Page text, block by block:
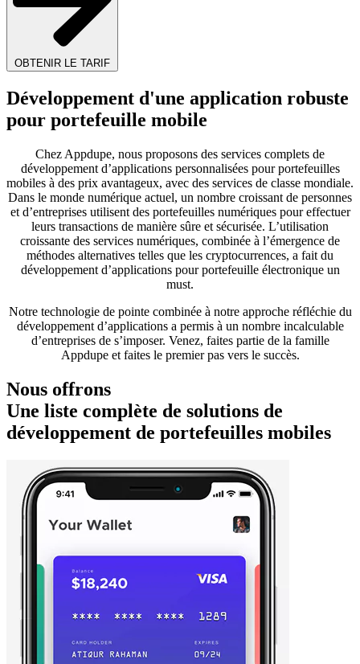
OBTENIR LE TARIF
Développement d'une application robuste
pour portefeuille mobile
Chez Appdupe, nous proposons des services complets de
développement d’applications personnalisées pour portefeuilles
mobiles à des prix avantageux, avec des services de classe mondiale.
Dans le monde numérique actuel, un nombre croissant de personnes
et d’entreprises utilisent des portefeuilles numériques pour effectuer
leurs transactions de manière sûre et sécurisée. L’utilisation
croissante des services numériques, combinée à l’émergence de
méthodes alternatives telles que les cryptocurrences, a fait du
développement d’applications pour portefeuille électronique un
must.
Notre technologie de pointe combinée à notre approche réfléchie du
développement d’applications a permis à un nombre incalculable
d’entreprises de s’imposer. Venez, faites partie de la famille
Appdupe et faites le premier pas vers le succès.
Nous offrons
Une liste complète de solutions de
développement de portefeuilles mobiles